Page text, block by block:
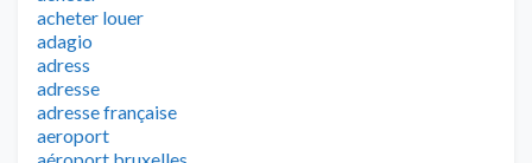
acheter louer
adagio
adress
adresse
adresse française
aeroport